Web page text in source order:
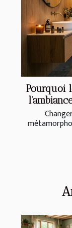
Pourquoi